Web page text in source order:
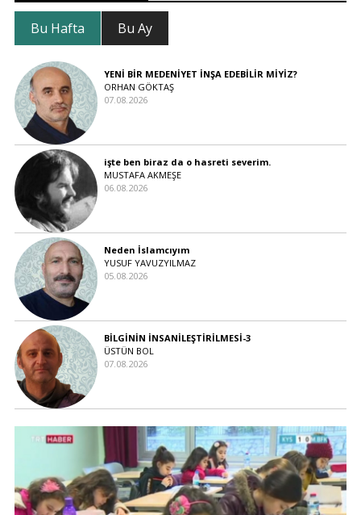
Bu Hafta Bu Ay
YENİ BİR MEDENİYET İNŞA EDEBİLİR MİYİZ?
ORHAN GÖKTAŞ
07.08.2026
işte ben biraz da o hasreti severim.
MUSTAFA AKMEŞE
06.08.2026
Neden İslamcıyım
YUSUF YAVUZYILMAZ
05.08.2026
BİLGİNİN İNSANİLEŞTİRİLMESİ-3
ÜSTÜN BOL
07.08.2026